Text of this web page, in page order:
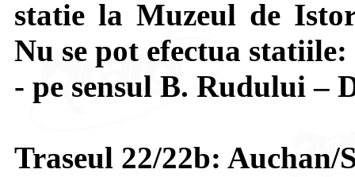
statie la Muzeul de
Nu se pot efectua
- pe sensul B. Rudului –
Traseul 22/22b: